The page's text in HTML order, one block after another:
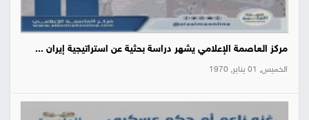
مركز العاصمة الإعلامي يشهر دراسة بحثية عن استراتيجية إيران ...
الخميس, 01 يناير, 1970